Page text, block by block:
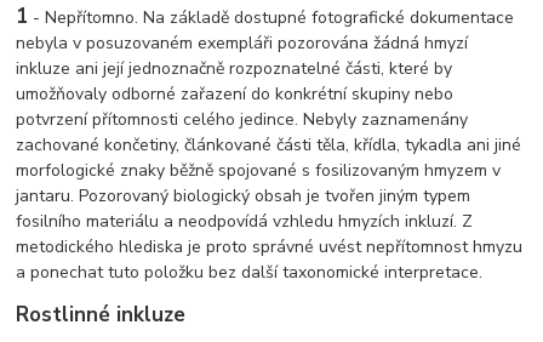
1 - Nepřítomno. Na základě dostupné fotografické dokumentace
nebyla v posuzovaném exempláři pozorována žádná hmyzí
inkluze ani její jednoznačně rozpoznatelné části, které by
umožňovaly odborné zařazení do konkrétní skupiny nebo
potvrzení přítomnosti celého jedince. Nebyly zaznamenány
zachované končetiny, článkované části těla, křídla, tykadla ani jiné
morfologické znaky běžně spojované s fosilizovaným hmyzem v
jantaru. Pozorovaný biologický obsah je tvořen jiným typem
fosilního materiálu a neodpovídá vzhledu hmyzích inkluzí. Z
metodického hlediska je proto správné uvést nepřítomnost hmyzu
a ponechat tuto položku bez další taxonomické interpretace.
Rostlinné inkluze